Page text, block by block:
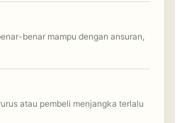
benar mampu dengan ansuran,
atau pembeli menjangka terlalu